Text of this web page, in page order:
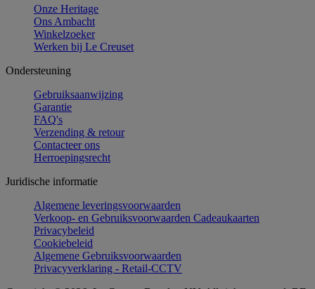
Onze Heritage
Ons Ambacht
Winkelzoeker
Werken bij Le Creuset
Ondersteuning
Gebruiksaanwijzing
Garantie
FAQ's
Verzending & retour
Contacteer ons
Herroepingsrecht
Juridische informatie
Algemene leveringsvoorwaarden
Verkoop- en Gebruiksvoorwaarden Cadeaukaarten
Privacybeleid
Cookiebeleid
Algemene Gebruiksvoorwaarden
Privacyverklaring - Retail-CCTV